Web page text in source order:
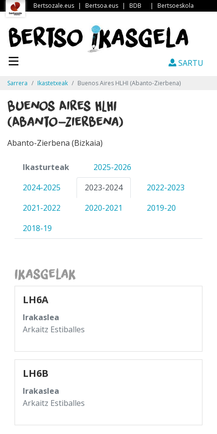
Bertsozale.eus | Bertsoa.eus | BDB | Bertsoeskola
SARTU
Sarrera Ikastetxeak Buenos Aires HLHI (Abanto-Zierbena)
Buenos Aires HLHI
(Abanto-Zierbena)
Abanto-Zierbena (Bizkaia)
Ikasturteak
2025-2026
2024-2025
2023-2024
2022-2023
2021-2022
2020-2021
2019-20
2018-19
Ikasgelak
LH6A
Irakaslea
Arkaitz Estiballes
LH6B
Irakaslea
Arkaitz Estiballes